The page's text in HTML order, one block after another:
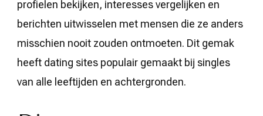
profielen bekijken, interesses vergelijken en
berichten uitwisselen met mensen die ze anders
misschien nooit zouden ontmoeten. Dit gemak
heeft dating sites populair gemaakt bij singles
van alle leeftijden en achtergronden.